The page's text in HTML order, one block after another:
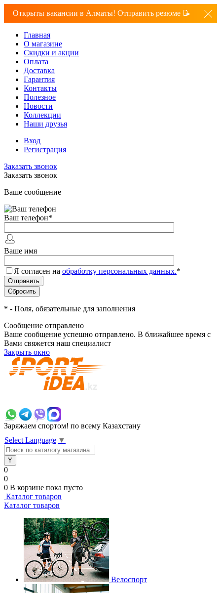
Открыты вакансии в Алматы! Отправить резюме 📝
Главная
О магазине
Скидки и акции
Оплата
Доставка
Гарантия
Контакты
Полезное
Новости
Коллекции
Наши друзья
Вход
Регистрация
Заказать звонок
Заказать звонок
Ваше сообщение
Ваш телефон*
Ваше имя
Я согласен на обработку персональных данных.*
* - Поля, обязательные для заполнения
Сообщение отправлено
Ваше сообщение успешно отправлено. В ближайшее время с
Вами свяжется наш специалист
Закрыть окно
Заряжаем спортом! по всему Казахстану
Select Language ▼
0
0
0 В корзине пока пусто
Каталог товаров
Каталог товаров
Велоспорт